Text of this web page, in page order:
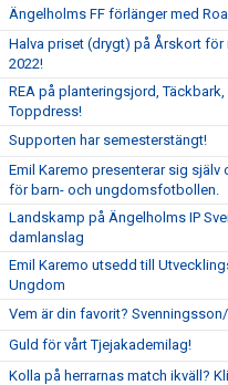
Ängelholms FF förlänger med
Halva priset (drygt) på Årskort för
2022!
REA på planteringsjord,
Toppdress!
Supporten har semesterstängt!
Emil Karemo presenterar sig
för barn- och ungdomsfotbollen.
Landskamp på Ängelholms IP
damlanslag
Emil Karemo utsedd till
Ungdom
Vem är din favorit?
Guld för vårt Tjejakademilag!
Kolla på herrarnas match ikväll?